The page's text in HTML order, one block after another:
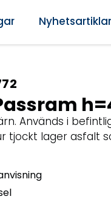
Nyhetsartiklar
Används i
tjockt lager asfalt